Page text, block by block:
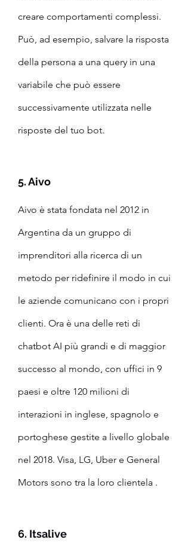
creare comportamenti complessi.
Può, ad esempio, salvare la risposta
della persona a una query in una
variabile che può essere
successivamente utilizzata nelle
risposte del tuo bot.
5. Aivo
Aivo è stata fondata nel 2012 in
Argentina da un gruppo di
imprenditori alla ricerca di un
metodo per ridefinire il modo in cui
le aziende comunicano con i propri
clienti. Ora è una delle reti di
chatbot AI più grandi e di maggior
successo al mondo, con uffici in 9
paesi e oltre 120 milioni di
interazioni in inglese, spagnolo e
portoghese gestite a livello globale
nel 2018. Visa, LG, Uber e General
Motors sono tra la loro clientela .
6. Itsalive